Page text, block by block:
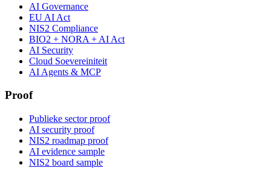
AI Governance
EU AI Act
NIS2 Compliance
BIO2 + NORA + AI Act
AI Security
Cloud Soevereiniteit
AI Agents & MCP
Proof
Publieke sector proof
AI security proof
NIS2 roadmap proof
AI evidence sample
NIS2 board sample